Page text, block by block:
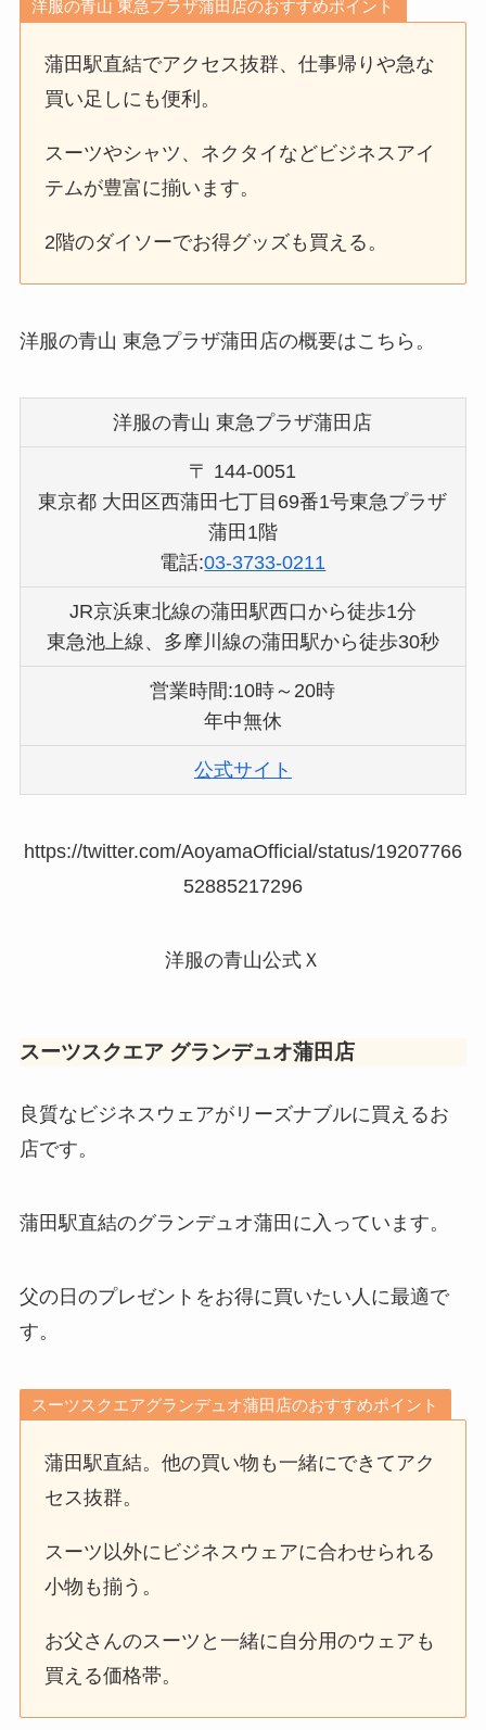
洋服の青山 東急プラザ蒲田店のおすすめポイント
蒲田駅直結でアクセス抜群、仕事帰りや急な
買い足しにも便利。
スーツやシャツ、ネクタイなどビジネスアイ
テムが豊富に揃います。
2階のダイソーでお得グッズも買える。
洋服の青山 東急プラザ蒲田店の概要はこちら。
洋服の青山 東急プラザ蒲田店
〒 144-0051
東京都 大田区西蒲田七丁目69番1号東急プラザ
蒲田1階
電話:03-3733-0211
JR京浜東北線の蒲田駅西口から徒歩1分
東急池上線、多摩川線の蒲田駅から徒歩30秒
営業時間:10時～20時
年中無休
公式サイト
https://twitter.com/AoyamaOfficial/status/19207766
52885217296
洋服の青山公式Ｘ
スーツスクエア グランデュオ蒲田店
良質なビジネスウェアがリーズナブルに買えるお
店です。
蒲田駅直結のグランデュオ蒲田に入っています。
父の日のプレゼントをお得に買いたい人に最適で
す。
スーツスクエアグランデュオ蒲田店のおすすめポイント
蒲田駅直結。他の買い物も一緒にできてアク
セス抜群。
スーツ以外にビジネスウェアに合わせられる
小物も揃う。
お父さんのスーツと一緒に自分用のウェアも
買える価格帯。